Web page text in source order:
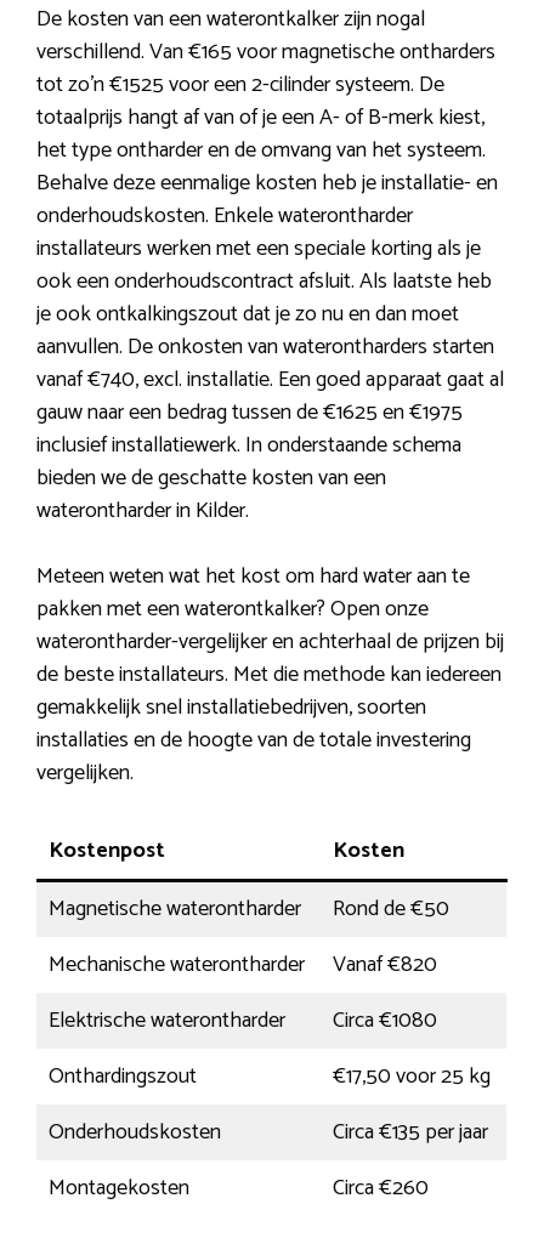
De kosten van een waterontkalker zijn nogal
verschillend. Van €165 voor magnetische ontharders
tot zo’n €1525 voor een 2-cilinder systeem. De
totaalprijs hangt af van of je een A- of B-merk kiest,
het type ontharder en de omvang van het systeem.
Behalve deze eenmalige kosten heb je installatie- en
onderhoudskosten. Enkele waterontharder
installateurs werken met een speciale korting als je
ook een onderhoudscontract afsluit. Als laatste heb
je ook ontkalkingszout dat je zo nu en dan moet
aanvullen. De onkosten van waterontharders starten
vanaf €740, excl. installatie. Een goed apparaat gaat al
gauw naar een bedrag tussen de €1625 en €1975
inclusief installatiewerk. In onderstaande schema
bieden we de geschatte kosten van een
waterontharder in Kilder.
Meteen weten wat het kost om hard water aan te
pakken met een waterontkalker? Open onze
waterontharder-vergelijker en achterhaal de prijzen bij
de beste installateurs. Met die methode kan iedereen
gemakkelijk snel installatiebedrijven, soorten
installaties en de hoogte van de totale investering
vergelijken.
Kostenpost
Kosten
Magnetische waterontharder
Rond de €50
Mechanische waterontharder
Vanaf €820
Elektrische waterontharder
Circa €1080
Onthardingszout
€17,50 voor 25 kg
Onderhoudskosten
Circa €135 per jaar
Montagekosten
Circa €260